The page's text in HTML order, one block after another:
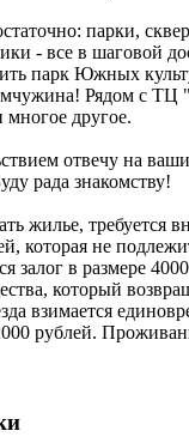
парки,
- все в шаговой
парк Южных
Рядом с ТЦ
другое.
отвечу на
рада знакомству!
жилье, требуется
которая не
залог в размере
который
взимается
рублей.